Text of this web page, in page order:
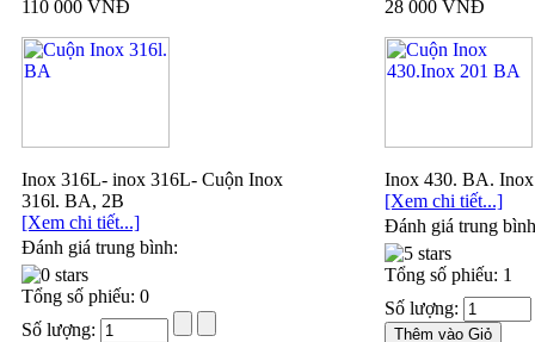
110 000 VNĐ
Inox 316L- inox 316L- Cuộn Inox
316l. BA, 2B
[Xem chi tiết...]
Đánh giá trung bình:
Tổng số phiếu: 0
Số lượng:
28 000 VNĐ
Inox 430. BA.
[Xem chi tiết...]
Đánh giá trung
Tổng số phiếu: 1
Số lượng: